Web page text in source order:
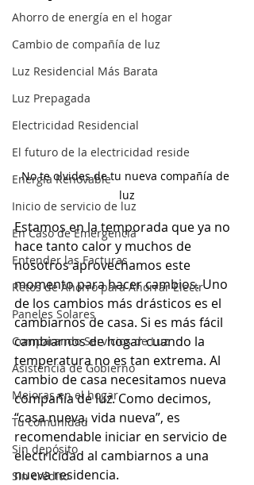
Ahorro de energía en el hogar
Cambio de compañía de luz
Luz Residencial Más Barata
Luz Prepagada
Electricidad Residencial
El futuro de la electricidad reside
Energía Renovable
Inicio de servicio de luz
En Caso de Emergencia
Entender las Facturas
Retos de Ahorro para Ahorrar Electr
Paneles Solares
Comparando Servicios de Luz
Asistencia de Gobierno
Mejoras en el hogar
Tu comunidad
Sin depósito
Sin crédito
No te olvides de tu nueva compañía de
luz
Estamos en la temporada que ya no
hace tanto calor y muchos de
nosotros aprovechamos este
momento para hacer cambios. Uno
de los cambios más drásticos es el
cambiarnos de casa. Si es más fácil
cambiarnos de hogar cuando la
temperatura no es tan extrema. Al
cambio de casa necesitamos nueva
compañía de luz. Como decimos,
“casa nueva, vida nueva”, es
recomendable iniciar en servicio de
electricidad al cambiarnos a una
nueva residencia.